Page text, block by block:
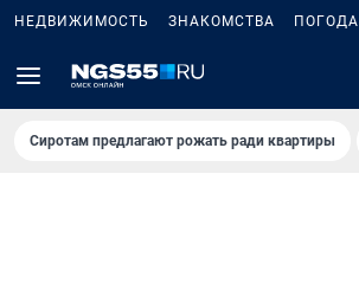
НЕДВИЖИМОСТЬ ЗНАКОМСТВА ПОГОДА
Сиротам предлагают рожать ради квартиры